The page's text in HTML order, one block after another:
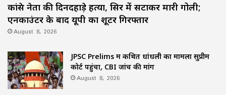
कांग्रेस नेता की दिनदहाड़े हत्या, सिर में सटाकर मारी गोली;
एनकाउंटर के बाद यूपी का शूटर गिरफ्तार
August 8, 2026
JPSC Prelims में कथित धांधली का मामला सुप्रीम
कोर्ट पहुंचा, CBI जांच की मांग
August 8, 2026